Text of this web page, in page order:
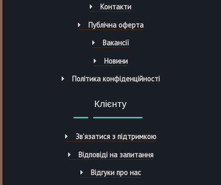
Контакти
Публічна оферта
Вакансії
Новини
Політика конфіденційності
Клієнту
Зв’язатися з підтримкою
Відповіді на запитання
Відгуки про нас